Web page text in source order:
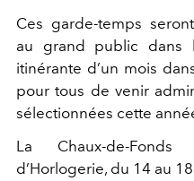
Ces garde-temps
au grand public dans
itinérante d’un mois
pour tous de venir
sélectionnées cette
La Chaux-de-
d’Horlogerie, du 14 au